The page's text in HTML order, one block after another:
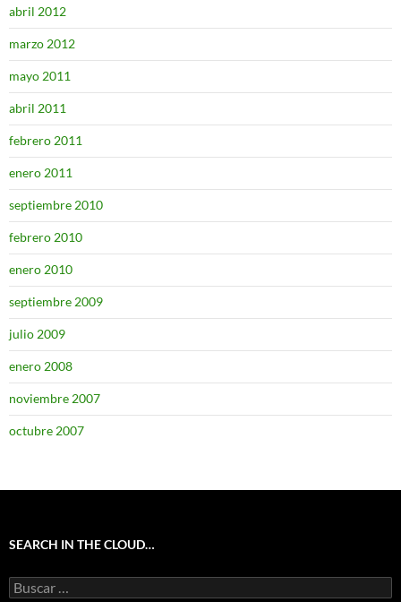
abril 2012
marzo 2012
mayo 2011
abril 2011
febrero 2011
enero 2011
septiembre 2010
febrero 2010
enero 2010
septiembre 2009
julio 2009
enero 2008
noviembre 2007
octubre 2007
SEARCH IN THE CLOUD…
Buscar: